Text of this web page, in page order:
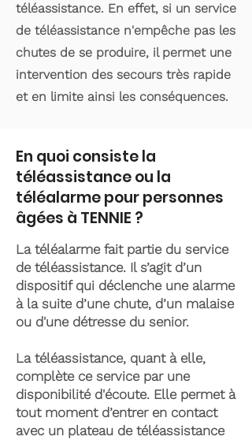
téléassistance. En effet, si un service
de téléassistance n'empêche pas les
chutes de se produire, il permet une
intervention des secours très rapide
et en limite ainsi les conséquences.
En quoi consiste la
téléassistance ou la
téléalarme pour personnes
âgées à TENNIE ?
La téléalarme fait partie du service
de téléassistance. Il s’agit d’un
dispositif qui déclenche une alarme
à la suite d’une chute, d’un malaise
ou d'une détresse du senior.
La téléassistance, quant à elle,
complète ce service par une
disponibilité d'écoute. Elle permet à
tout moment d’entrer en contact
avec un plateau de téléassistance